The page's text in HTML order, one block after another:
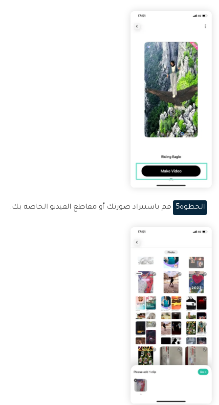
الخطوة5 قم باستيراد صورتك أو مقاطع الفيديو الخاصة بك.